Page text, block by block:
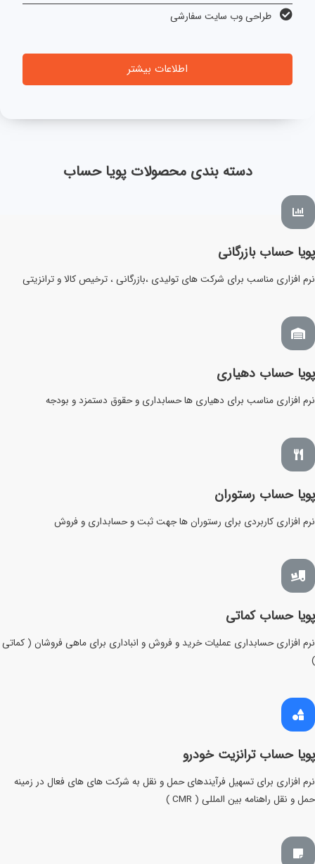
طراحی وب سایت سفارشی
اطلاعات بیشتر
دسته بندی محصولات پویا حساب
پویا حساب بازرگانی
نرم افزاری مناسب برای شرکت های تولیدی ،بازرگانی ، ترخیص کالا و ترانزیتی
پویا حساب دهیاری
نرم افزاری مناسب برای دهیاری ها حسابداری و حقوق دستمزد و بودجه
پویا حساب رستوران
نرم افزاری کاربردی برای رستوران ها جهت ثبت و حسابداری و فروش
پویا حساب کماتی
نرم افزاری حسابداری عملیات خرید و فروش و انباداری برای ماهی فروشان ( کماتی
)
پویا حساب ترانزیت خودرو
نرم افزاری برای تسهیل فرآیندهای حمل و نقل به شرکت های های فعال در زمینه
حمل و نقل راهنامه بین المللی ( CMR )